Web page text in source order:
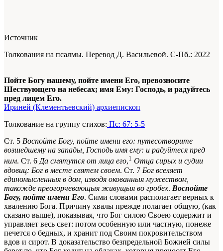
Источник
Толкования на псалмы. Перевод Д. Васильевой. С-Пб.: 2022
Пойте Богу нашему, пойте имени Его, превозносите
Шествующего на небесах; имя Ему: Господь, и радуйтесь
пред лицем Его.
Ириней (Клементьевский) архиепископ
Толкование на группу стихов: Пс: 67: 5-5
Ст. 5 Воспойте Богу, пойте имени его: путесотворите
возшедшему на запады, Господь имя ему: и радуйтеся пред
ним. Ст. 6Да смятутся от лица его,1 Отца сирых и судии
вдовиц: Бог в месте святем своем. Ст. 7 Бог вселяет
единомысленныя в дом, изводя окованныя мужеством,
такожде преогорчевающыя живущыя во гробех. Воспойте
Богу, пойте имени Его. Сими словами располагает верных к
хвалению Бога. Причину хвалы прежде полагает общую, (как
сказано выше), показывая, что Бог силою Своею содержит и
управляет весь свет: потом особенную или частную, понеже
печется о бедных, и хранит под Своим покровительством
вдов и сирот. В доказательство безпредельной Божией силы